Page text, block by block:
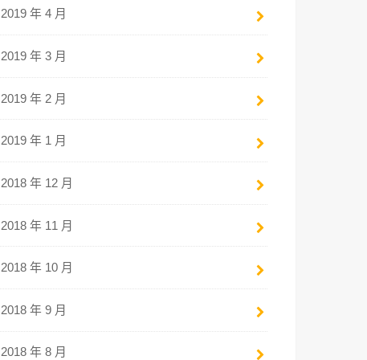
2019 年 4 月
2019 年 3 月
2019 年 2 月
2019 年 1 月
2018 年 12 月
2018 年 11 月
2018 年 10 月
2018 年 9 月
2018 年 8 月